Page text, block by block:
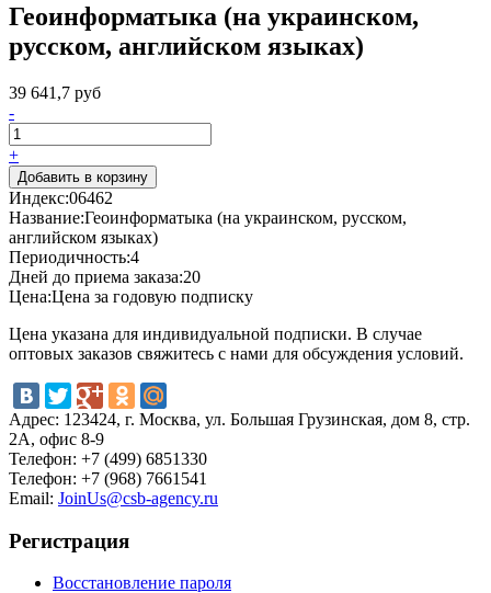
Геоинформатыка (на украинском,
русском, английском языках)
39 641,7 руб
-
+
Индекс:06462
Название:Геоинформатыка (на украинском, русском,
английском языках)
Периодичность:4
Дней до приема заказа:20
Цена:Цена за годовую подписку
Цена указана для индивидуальной подписки. В случае
оптовых заказов свяжитесь с нами для обсуждения условий.
Адрес: 123424, г. Москва, ул. Большая Грузинская, дом 8, стр.
2А, офис 8-9
Телефон: +7 (499) 6851330
Телефон: +7 (968) 7661541
Email: JoinUs@csb-agency.ru
Регистрация
Восстановление пароля